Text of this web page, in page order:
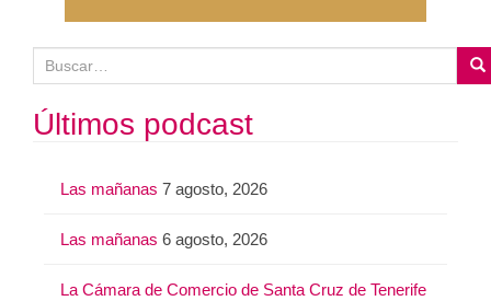
u
sÚltimos podcast
Las mañanas 7 agosto, 2026
Las mañanas 6 agosto, 2026
La Cámara de Comercio de Santa Cruz de Tenerife